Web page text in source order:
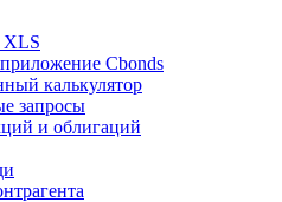
XLS
Cbonds
калькулятор
запросы
и облигаций